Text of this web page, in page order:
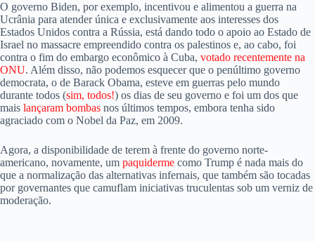
O governo Biden, por exemplo, incentivou e alimentou a guerra na
Ucrânia para atender única e exclusivamente aos interesses dos
Estados Unidos contra a Rússia, está dando todo o apoio ao Estado de
Israel no massacre empreendido contra os palestinos e, ao cabo, foi
contra o fim do embargo econômico à Cuba, votado recentemente na
ONU. Além disso, não podemos esquecer que o penúltimo governo
democrata, o de Barack Obama, esteve em guerras pelo mundo
durante todos (sim, todos!) os dias de seu governo e foi um dos que
mais lançaram bombas nos últimos tempos, embora tenha sido
agraciado com o Nobel da Paz, em 2009.
Agora, a disponibilidade de terem à frente do governo norte-
americano, novamente, um paquiderme como Trump é nada mais do
que a normalização das alternativas infernais, que também são tocadas
por governantes que camuflam iniciativas truculentas sob um verniz de
moderação.